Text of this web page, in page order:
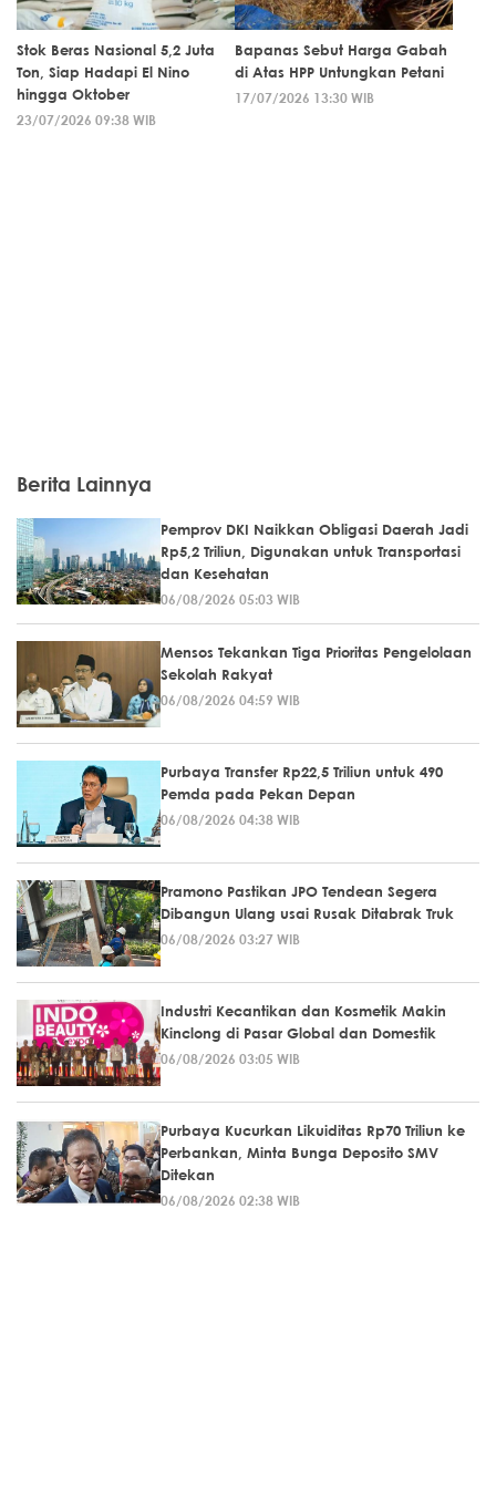
Stok Beras Nasional 5,2 Juta
Ton, Siap Hadapi El Nino
hingga Oktober
23/07/2026 09:38 WIB
Bapanas Sebut Harga Gabah
di Atas HPP Untungkan Petani
17/07/2026 13:30 WIB
Berita Lainnya
Pemprov DKI Naikkan Obligasi Daerah Jadi
Rp5,2 Triliun, Digunakan untuk Transportasi
dan Kesehatan
06/08/2026 05:03 WIB
Mensos Tekankan Tiga Prioritas Pengelolaan
Sekolah Rakyat
06/08/2026 04:59 WIB
Purbaya Transfer Rp22,5 Triliun untuk 490
Pemda pada Pekan Depan
06/08/2026 04:38 WIB
Pramono Pastikan JPO Tendean Segera
Dibangun Ulang usai Rusak Ditabrak Truk
06/08/2026 03:27 WIB
Industri Kecantikan dan Kosmetik Makin
Kinclong di Pasar Global dan Domestik
06/08/2026 03:05 WIB
Purbaya Kucurkan Likuiditas Rp70 Triliun ke
Perbankan, Minta Bunga Deposito SMV
Ditekan
06/08/2026 02:38 WIB